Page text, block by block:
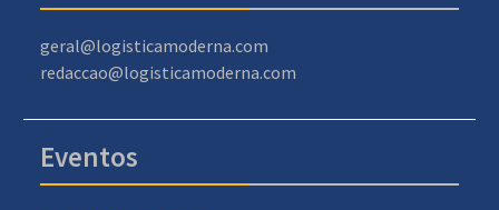
geral@logisticamoderna.com
redaccao@logisticamoderna.com
Eventos